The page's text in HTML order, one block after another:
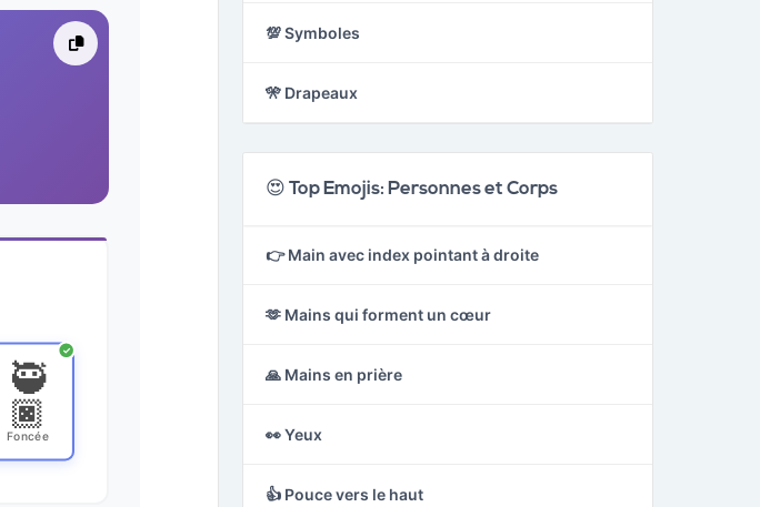
✓
🥷
🏿
Foncée
💯 Symboles
🎌 Drapeaux
😍 Top Emojis: Personnes et Corps
👉 Main avec index pointant à droite
🫶 Mains qui forment un cœur
🙏 Mains en prière
👀 Yeux
👍 Pouce vers le haut